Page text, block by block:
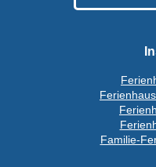
Familie-